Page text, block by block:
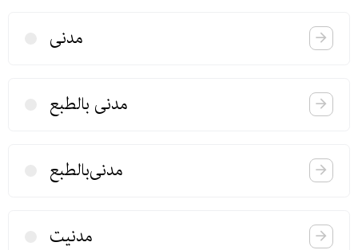
مدنی
مدنی بالطبع
مدنی‌بالطبع
مدنیت